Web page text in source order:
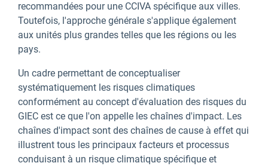
recommandées pour une CCIVA spécifique aux villes.
Toutefois, l'approche générale s'applique également
aux unités plus grandes telles que les régions ou les
pays.
Un cadre permettant de conceptualiser
systématiquement les risques climatiques
conformément au concept d'évaluation des risques du
GIEC est ce que l'on appelle les chaînes d'impact. Les
chaînes d'impact sont des chaînes de cause à effet qui
illustrent tous les principaux facteurs et processus
conduisant à un risque climatique spécifique et